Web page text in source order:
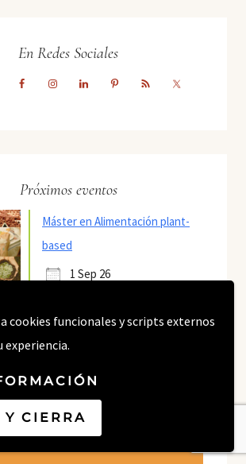
cookies funcionales y scripts externos
experiencia.
Y CIERRA
En Redes Sociales
Próximos eventos
Máster en Alimentación plant-
based
1 Sep 26
estoy en: